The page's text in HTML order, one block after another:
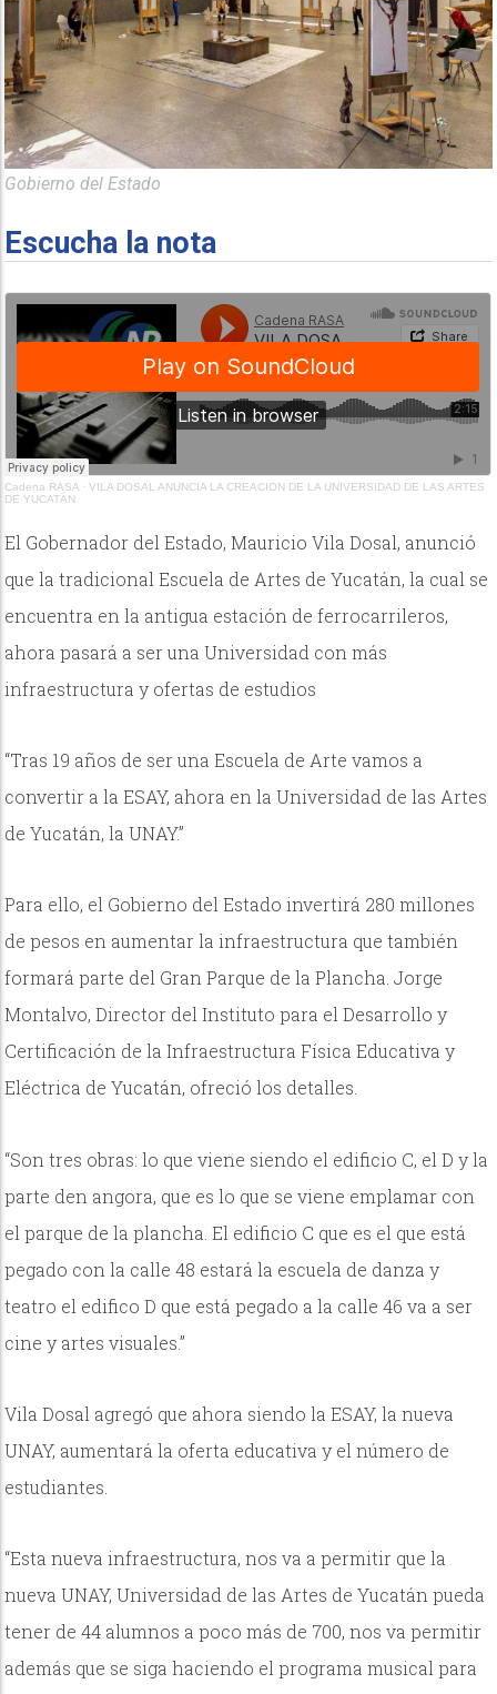
Gobierno del Estado
Escucha la nota
Cadena RASA ·VILA DOSAL ANUNCIA LA CREACION DE LA UNIVERSIDAD DE LAS ARTES
DE YUCATÁN
El Gobernador del Estado, Mauricio Vila Dosal, anunció
que la tradicional Escuela de Artes de Yucatán, la cual se
encuentra en la antigua estación de ferrocarrileros,
ahora pasará a ser una Universidad con más
infraestructura y ofertas de estudios
“Tras 19 años de ser una Escuela de Arte vamos a
convertir a la ESAY, ahora en la Universidad de las Artes
de Yucatán, la UNAY.”
Para ello, el Gobierno del Estado invertirá 280 millones
de pesos en aumentar la infraestructura que también
formará parte del Gran Parque de la Plancha. Jorge
Montalvo, Director del Instituto para el Desarrollo y
Certificación de la Infraestructura Física Educativa y
Eléctrica de Yucatán, ofreció los detalles.
“Son tres obras: lo que viene siendo el edificio C, el D y la
parte den angora, que es lo que se viene emplamar con
el parque de la plancha. El edificio C que es el que está
pegado con la calle 48 estará la escuela de danza y
teatro el edifico D que está pegado a la calle 46 va a ser
cine y artes visuales.”
Vila Dosal agregó que ahora siendo la ESAY, la nueva
UNAY, aumentará la oferta educativa y el número de
estudiantes.
“Esta nueva infraestructura, nos va a permitir que la
nueva UNAY, Universidad de las Artes de Yucatán pueda
tener de 44 alumnos a poco más de 700, nos va permitir
además que se siga haciendo el programa musical para